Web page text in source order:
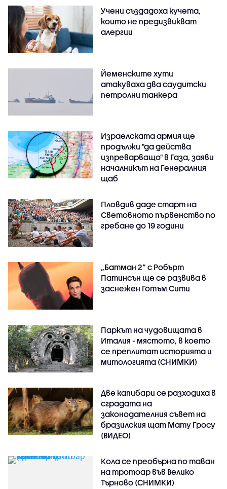
Учени създадоха кучета,
които не предизвикват
алергии
Йеменските хути
атакуваха два саудитски
петролни танкера
Израелската армия ще
продължи "да действа
изпреварващо" в Газа, заяви
началникът на Генералния
щаб
Пловдив даде старт на
Световното първенство по
гребане до 19 години
„Батман 2“ с Робърт
Патинсън ще се развива в
заснежен Готъм Сити
Паркът на чудовищата в
Италия - мястото, в което
се преплитат историята и
митологията (СНИМКИ)
Две капибари се разходиха в
сградата на
законодателния съвет на
бразилския щат Мату Гросу
(ВИДЕО)
Кола се преобърна по таван
на тротоар във Велико
Търново (СНИМКИ)